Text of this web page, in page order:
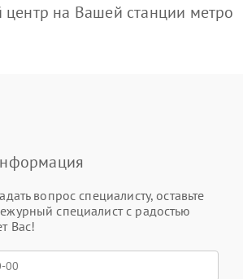
на Вашей станции метро
вопрос специалисту, оставьте
специалист с радостью
Вас!